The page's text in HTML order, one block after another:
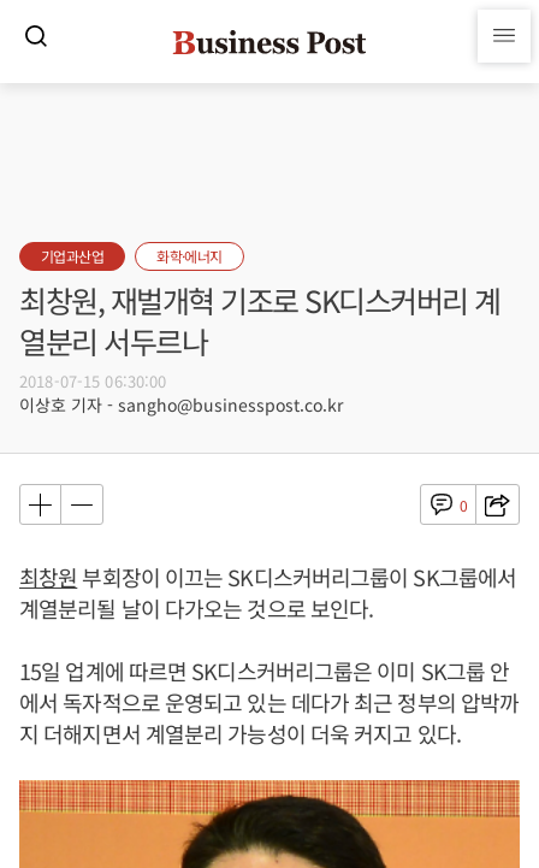
기업과산업 화학·에너지
최창원, 재벌개혁 기조로 SK디스커버리 계
열분리 서두르나
2018-07-15 06:30:00
이상호 기자 - sangho@businesspost.co.kr
0
최창원부회장이 이끄는 SK디스커버리그룹이 SK그룹에서
계열분리될 날이 다가오는 것으로 보인다.
15일 업계에 따르면 SK디스커버리그룹은 이미 SK그룹 안
에서 독자적으로 운영되고 있는 데다가 최근 정부의 압박까
지 더해지면서 계열분리 가능성이 더욱 커지고 있다.